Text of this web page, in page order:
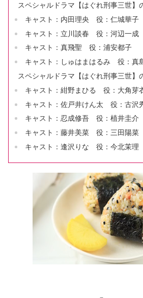
スペシャルドラマ【はぐれ刑事三世】
キャスト：内田理央 役：仁城華子
キャスト：立川談春 役：河辺一成
キャスト：真飛聖 役：浦安都子
キャスト：しゅはまはるみ 役：真
スペシャルドラマ【はぐれ刑事三世】
キャスト：紺野まひる 役：大角芽
キャスト：佐戸井けん太 役：古沢
キャスト：忍成修吾 役：植井圭介
キャスト：藤井美菜 役：三田陽菜
キャスト：逢沢りな 役：今北茉理